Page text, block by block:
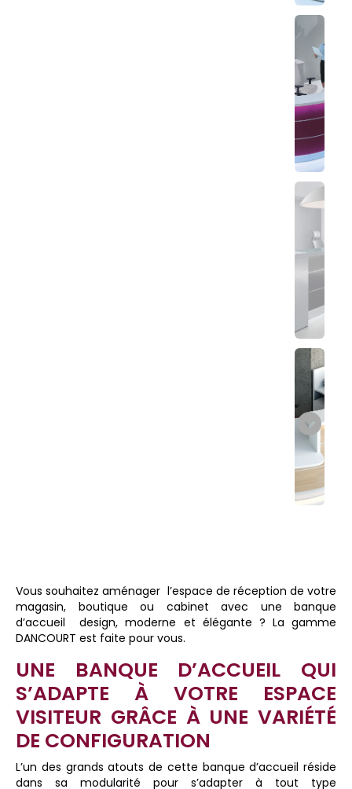
Vous souhaitez aménager l’espace de réception de votre
magasin, boutique ou cabinet avec une banque
d’accueil
design, moderne et élégante ? La gamme
DANCOURT est faite pour vous.
UNE BANQUE D’ACCUEIL QUI
S’ADAPTE À VOTRE ESPACE
VISITEUR GRÂCE À UNE VARIÉTÉ
DE CONFIGURATION
L’un des grands atouts de cette banque d’accueil réside
dans sa modularité pour s’adapter à tout type